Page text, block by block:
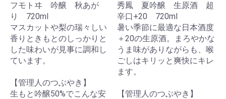
フモトヰ 吟醸 秋あが
り 720ml
マスカットや梨の瑞々しい
香りときもとのしっかりと
した味わいが見事に調和し
ています。
【管理人のつぶやき】
生もと吟醸50%でこんな安
秀鳳 夏吟醸 生原酒 超
辛口+20 720ml
暑い季節に最適な日本酒度
＋20の生原酒。まろやかな
うま味がありながらも、喉
ごしはキリッと爽快にキレ
ます。
【管理人のつぶやき】